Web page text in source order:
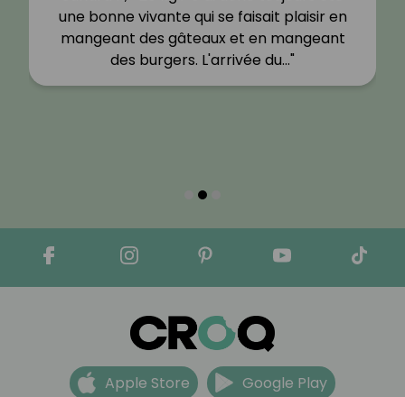
une bonne vivante qui se faisait plaisir en
mangeant des gâteaux et en mangeant
des burgers. L'arrivée du…"
Apple Store Google Play